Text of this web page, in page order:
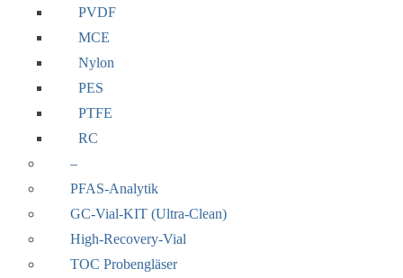
PVDF
MCE
Nylon
PES
PTFE
RC
–
PFAS-Analytik
GC-Vial-KIT (Ultra-Clean)
High-Recovery-Vial
TOC Probengläser